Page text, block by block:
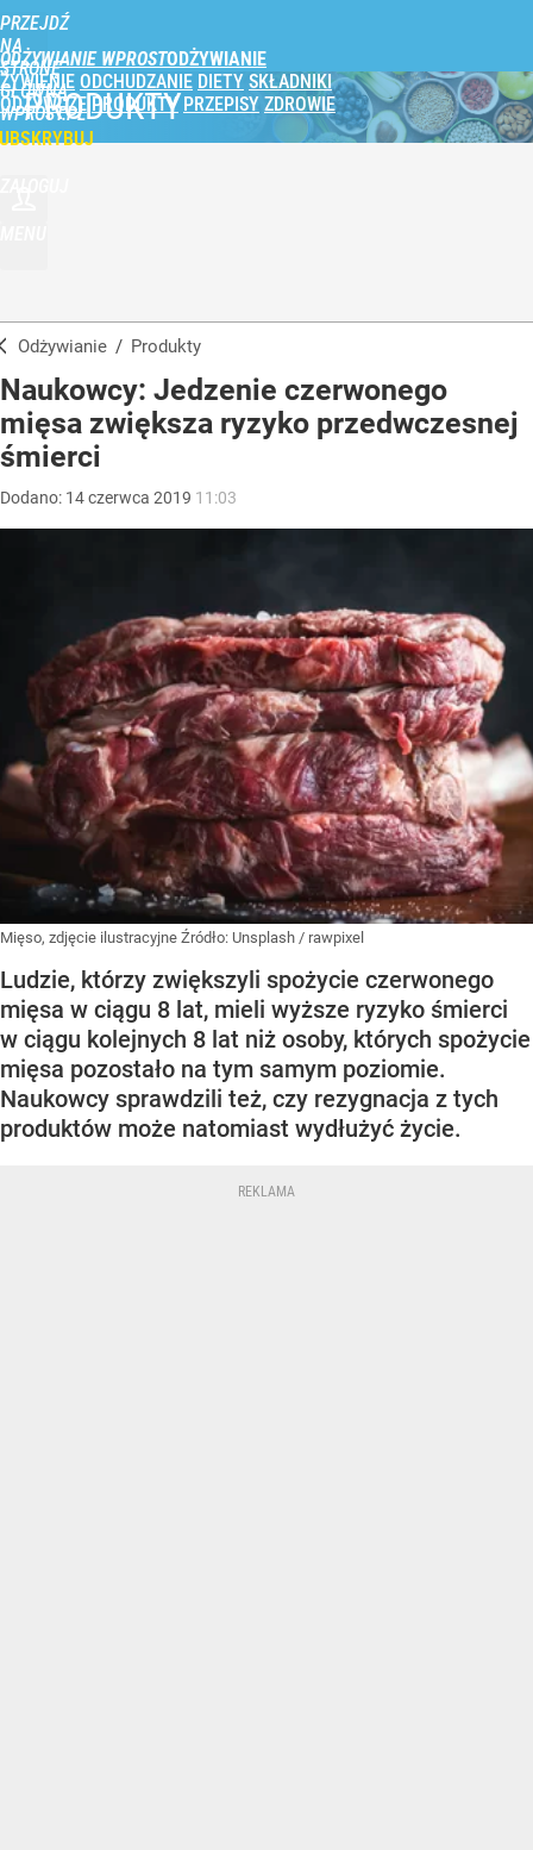
PRZEJDŹ
NA
STRONĘ
GŁÓWNĄ
WPROST.PL
ODŻYWIANIE WPROST
ŻYWIENIE ODCHUDZANIE DIETY SKŁADNIKI
ODŻYWCZE PRODUKTY PRZEPISY ZDROWIE
PRODUKTY
Odżywianie / Produkty
Naukowcy: Jedzenie czerwonego
mięsa zwiększa ryzyko przedwczesnej
śmierci
Dodano: 14czerwca 2019 11:03
Mięso, zdjęcie ilustracyjne Źródło: Unsplash / rawpixel
Ludzie, którzy zwiększyli spożycie czerwonego
mięsa w ciągu 8 lat, mieli wyższe ryzyko śmierci
w ciągu kolejnych 8 lat niż osoby, których spożycie
mięsa pozostało na tym samym poziomie.
Naukowcy sprawdzili też, czy rezygnacja z tych
produktów może natomiast wydłużyć życie.